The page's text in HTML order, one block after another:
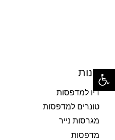
חנות
דיו למדפסות
טונרים למדפסות
מגרסות נייר
מדפסות
פתח סרגל נגישות